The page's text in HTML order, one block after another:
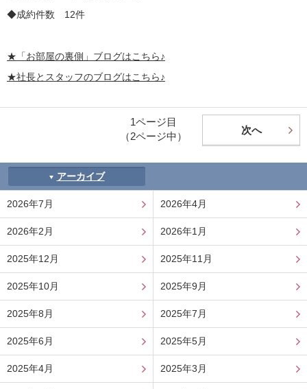
◆成約件数 12件
★ 「お部屋の裏側」 ブログはこちら♪
★社長とスタッフのブログはこちら♪
次へ
1ページ目
（2ページ中）
アーカイブ
2026年7月 2026年4月
2026年2月 2026年1月
2025年12月 2025年11月
2025年10月 2025年9月
2025年8月 2025年7月
2025年6月 2025年5月
2025年4月 2025年3月